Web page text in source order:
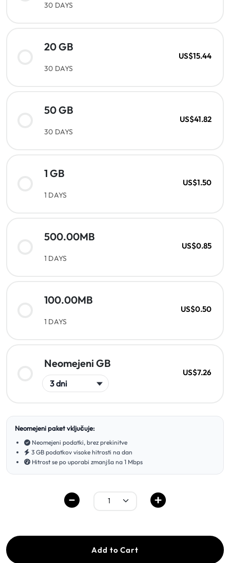
30 DAYS
20 GB
30 DAYS
US$15.44
50 GB
30 DAYS
US$41.82
1 GB
1 DAYS
US$1.50
500.00MB
1 DAYS
US$0.85
100.00MB
1 DAYS
US$0.50
Neomejeni GB
US$7.26
Neomejeni paket vključuje:
Neomejeni podatki, brez prekinitve
3 GB podatkov visoke hitrosti na dan
Hitrost se po uporabi zmanjša na 1 Mbps
Add to Cart